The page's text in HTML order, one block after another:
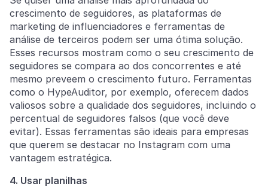
crescimento de seguidores, as plataformas de
marketing de influenciadores e ferramentas de
análise de terceiros podem ser uma ótima solução.
Esses recursos mostram como o seu crescimento de
seguidores se compara ao dos concorrentes e até
mesmo preveem o crescimento futuro. Ferramentas
como o HypeAuditor, por exemplo, oferecem dados
valiosos sobre a qualidade dos seguidores, incluindo o
percentual de seguidores falsos (que você deve
evitar). Essas ferramentas são ideais para empresas
que querem se destacar no Instagram com uma
vantagem estratégica.
4. Usar planilhas